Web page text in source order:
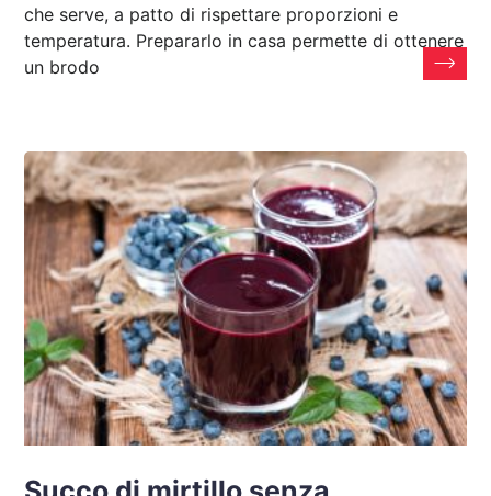
che serve, a patto di rispettare proporzioni e
temperatura. Prepararlo in casa permette di ottenere
un brodo